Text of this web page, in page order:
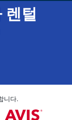
렌털
니다.